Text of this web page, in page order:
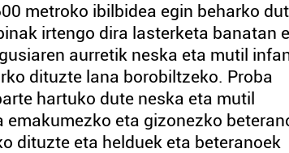
metroko ibilbidea egin beharko
irtengo dira lasterketa banatan
aurretik neska eta mutil
dituzte lana borobiltzeko. Proba
hartuko dute neska eta mutil
eta gizonezko
dituzte eta helduek eta beteranoek